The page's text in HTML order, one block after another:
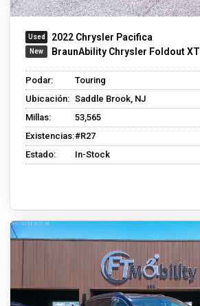
2022 Chrysler Pacifica
BraunAbility Chrysler Foldout XT
Podar:
Touring
Ubicación: Saddle Brook, NJ
Millas:
53,565
Existencias:#R27
Estado:
In-Stock